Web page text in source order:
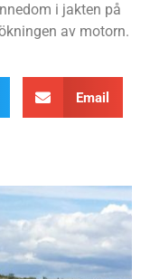
i jakten på
av motorn.
Email